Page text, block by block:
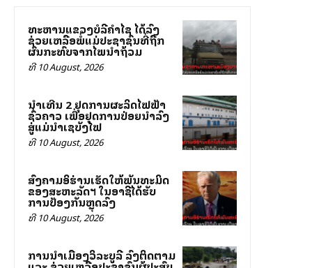
ທະຫານແຂວງບໍລີຄຳໄຊ ໄດ້ລົງ
ຊ່ວຍເຫລືອພໍ່ແມ່ປະຊາຊົນທີ່ຖືກ
ຜົນກະທົບຈາກໄພນ້ຳຖ້ວມ
ທີ 10 August, 2026
ນໍ້າເທີນ 2 ຢຸດການຜະລິດໄຟຟ້າ
ຊົ່ວຄາວ ເພື່ອຢຸດການປ່ອຍນໍ້າລົງ
ສູ່ແມ່ນໍ້າເຊບັ້ງໄຟ
ທີ 10 August, 2026
ສົງຄາມອິຮ່ານເຮັດໃຫ້ພັນທະມິດ
ຂອງສະຫະລັດฯ ໃນອາຊີໄດ້ຮັບ
ການປ້ອງກັນຫຼຸດລົງ
ທີ 10 August, 2026
ການນຳເມືອງວິລະບູລີ ລົງຕິດຕາມ